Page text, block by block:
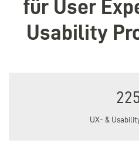
für User
Usability
UX- &